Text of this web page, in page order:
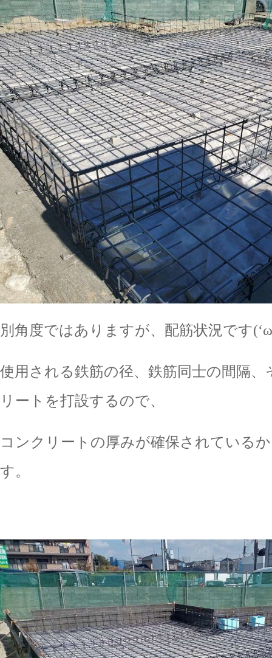
別角度ではありますが、配筋状況です
使用される鉄筋の径、鉄筋同士の間隔
リートを打設するので、
コンクリートの厚みが確保されている
す。